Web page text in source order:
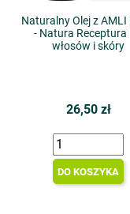
Naturalny Olej z AMLI
- Natura Receptura
włosów i skóry
26,50 zł
DO KOSZYKA